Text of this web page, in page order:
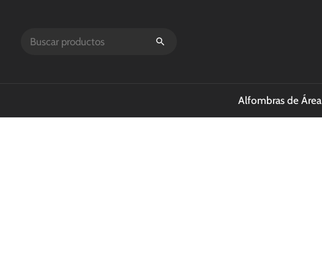
Alfombras de Área